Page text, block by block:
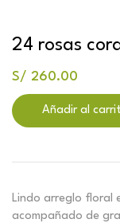
24 rosas
S/ 260.00
Añadir al
Lindo arreglo floral
acompañado de